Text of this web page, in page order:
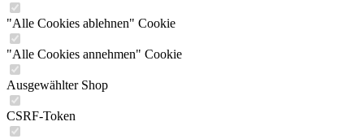
"Alle Cookies ablehnen" Cookie
"Alle Cookies annehmen" Cookie
Ausgewählter Shop
CSRF-Token